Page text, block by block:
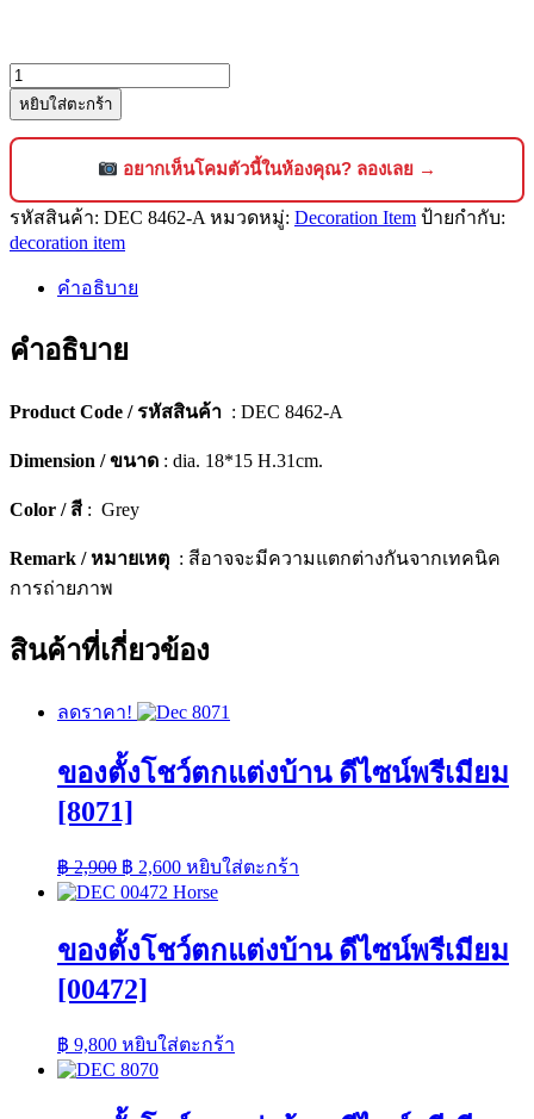
จำนวน
ของ
ตั้ง
ตกแต่ง
บ้าน
ดีไซน์
พรีเมียม
A]
ชิ้น
หยิบใส่ตะกร้า
อยากเห็นโคมตัวนี้ในห้องคุณ? ลองเลย →
รหัสสินค้า: DEC 8462-A หมวดหมู่: Decoration Item ป้ายกำกับ:
decoration item
คำอธิบาย
คำอธิบาย
Product Code / รหัสสินค้า : DEC 8462-A
Dimension / ขนาด : dia. 18*15 H.31cm.
Color / สี : Grey
Remark / หมายเหตุ : สีอาจจะมีความแตกต่างกันจากเทคนิค
การถ่ายภาพ
สินค้าที่เกี่ยวข้อง
ลดราคา!
ของตั้งโชว์ตกแต่งบ้าน ดีไซน์พรีเมียม
[8071]
฿2,900 Original
price
was:
฿ 2,900.
฿ 2,600Current
price
is:
฿ 2,600.
หยิบใส่ตะกร้า
ของตั้งโชว์ตกแต่งบ้าน ดีไซน์พรีเมียม
[00472]
฿ 9,800 หยิบใส่ตะกร้า